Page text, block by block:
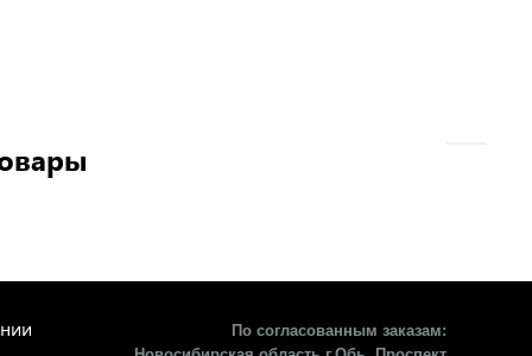
По согласованным заказам: